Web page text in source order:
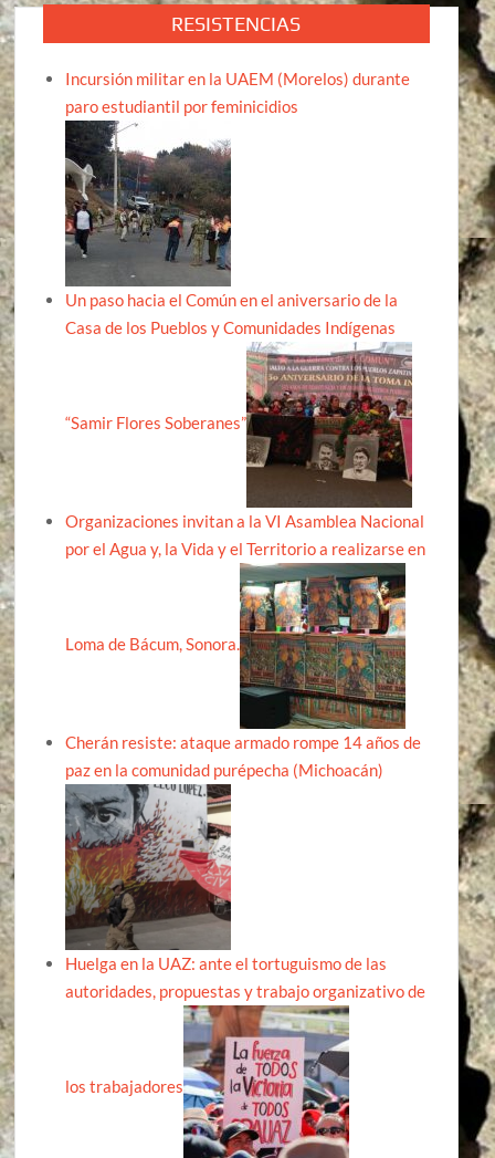
RESISTENCIAS
Incursión militar en la UAEM (Morelos) durante
paro estudiantil por feminicidios
Un paso hacia el Común en el aniversario de la
Casa de los Pueblos y Comunidades Indígenas
“Samir Flores Soberanes”
Organizaciones invitan a la VI Asamblea Nacional
por el Agua y, la Vida y el Territorio a realizarse en
Loma de Bácum, Sonora.
Cherán resiste: ataque armado rompe 14 años de
paz en la comunidad purépecha (Michoacán)
Huelga en la UAZ: ante el tortuguismo de las
autoridades, propuestas y trabajo organizativo de
los trabajadores